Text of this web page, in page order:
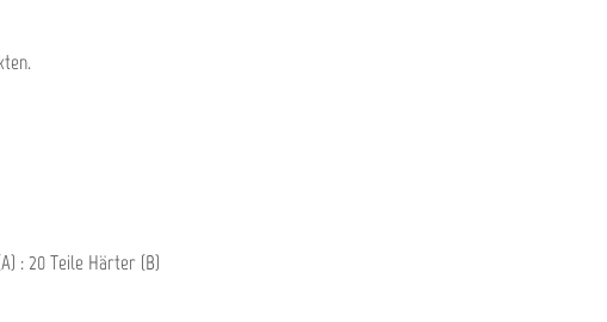
: 20 Teile Härter (B)